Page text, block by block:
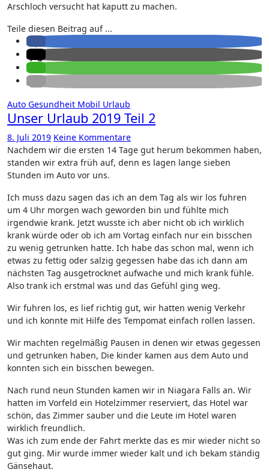
Arschloch versucht hat kaputt zu machen.
Teile diesen Beitrag auf ...
Auto Gesundheit Mobil Urlaub
Unser Urlaub 2019 Teil 2
8. Juli 2019 Keine Kommentare
Nachdem wir die ersten 14 Tage gut herum bekommen haben,
standen wir extra früh auf, denn es lagen lange sieben
Stunden im Auto vor uns.
Ich muss dazu sagen das ich an dem Tag als wir los fuhren
um 4 Uhr morgen wach geworden bin und fühlte mich
irgendwie krank. Jetzt wusste ich aber nicht ob ich wirklich
krank würde oder ob ich am Vortag einfach nur ein bisschen
zu wenig getrunken hatte. Ich habe das schon mal, wenn ich
etwas zu fettig oder salzig gegessen habe das ich dann am
nächsten Tag ausgetrocknet aufwache und mich krank fühle.
Also trank ich erstmal was und das Gefühl ging weg.
Wir fuhren los, es lief richtig gut, wir hatten wenig Verkehr
und ich konnte mit Hilfe des Tempomat einfach rollen lassen.
Wir machten regelmäßig Pausen in denen wir etwas gegessen
und getrunken haben, Die kinder kamen aus dem Auto und
konnten sich ein bisschen bewegen.
Nach rund neun Stunden kamen wir in Niagara Falls an. Wir
hatten im Vorfeld ein Hotelzimmer reserviert, das Hotel war
schön, das Zimmer sauber und die Leute im Hotel waren
wirklich freundlich.
Was ich zum ende der Fahrt merkte das es mir wieder nicht so
gut ging. Mir wurde immer wieder kalt und ich bekam ständig
Gänsehaut.